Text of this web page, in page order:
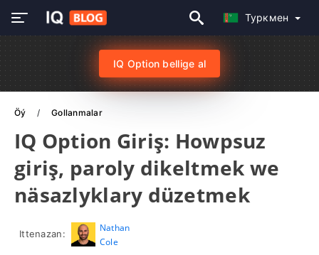
Туркмен
IQ Option bellige al
Öý Gollanmalar
IQ Option Giriş: Howpsuz
giriş, paroly dikeltmek we
näsazlyklary düzetmek
Ittenazan:
Nathan
Cole